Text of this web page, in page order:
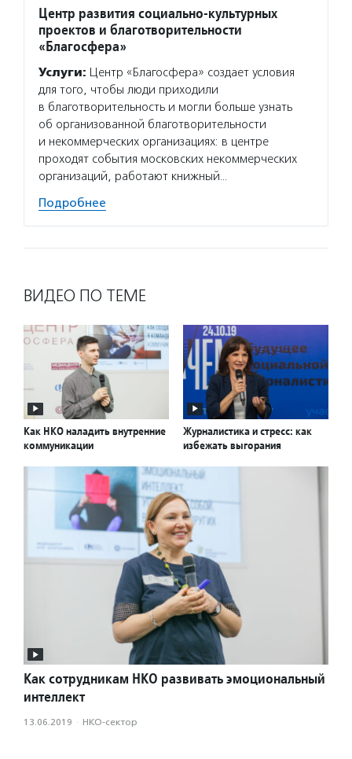
Центр развития социально-культурных
проектов и благотворительности
«Благосфера»
Услуги: Центр «Благосфера» создает условия
для того, чтобы люди приходили
в благотворительность и могли больше узнать
об организованной благотворительности
и некоммерческих организациях: в центре
проходят события московских некоммерческих
организаций, работают книжный…
Подробнее
ВИДЕО ПО ТЕМЕ
Как НКО наладить внутренние
коммуникации
Журналистика и стресс: как
избежать выгорания
Как сотрудникам НКО развивать эмоциональный
интеллект
13.06.2019 · НКО-сектор